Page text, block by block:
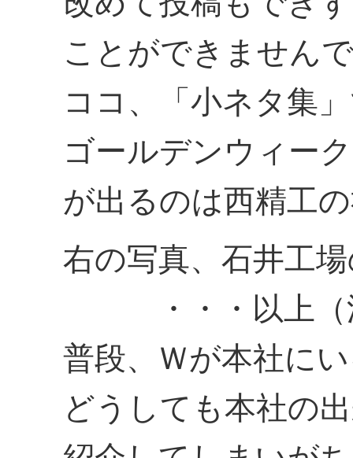
ことができません
ココ、「小ネタ集
ゴールデンウィー
が出るのは西精工
右の写真、石井工
・・・以上（
普段、Ｗが本社に
どうしても本社の